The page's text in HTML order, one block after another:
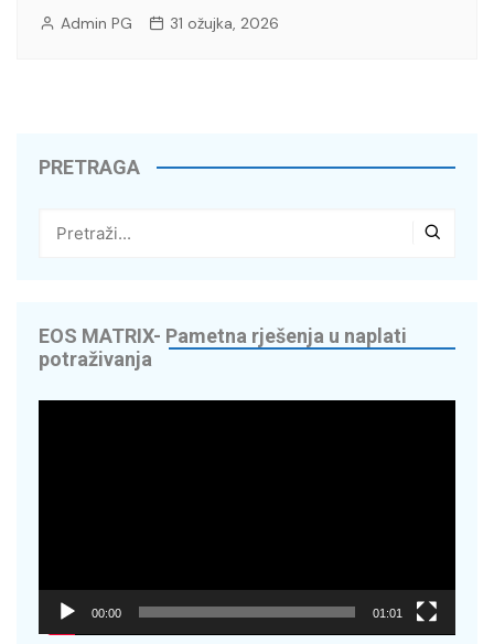
Admin PG 31 ožujka, 2026
PRETRAGA
EOS MATRIX- Pametna rješenja u naplati
potraživanja
00:00 01:01